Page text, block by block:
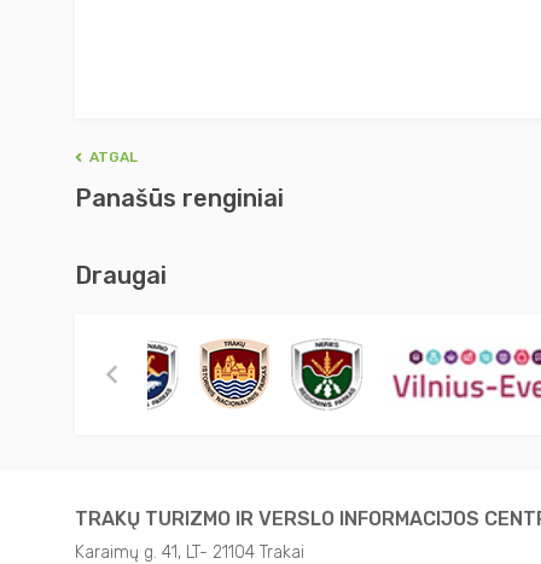
ATGAL
Panašūs renginiai
Draugai
TRAKŲ TURIZMO IR VERSLO INFORMACIJOS
Karaimų g. 41, LT- 21104 Trakai